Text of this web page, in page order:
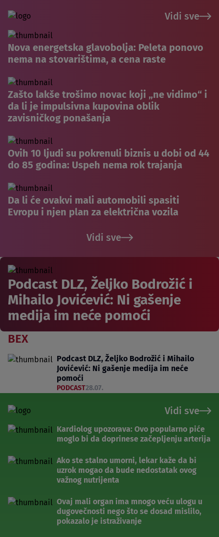
Vidi sve
Nova energetska glavobolja: Peleta ponovo
nema na stovarištima, a cena raste
Zašto lakše trošimo novac koji „ne vidimo“ i
da li je impulsivna kupovina oblik
zavisničkog ponašanja
Ovih 10 ljudi su pokrenuli biznis u dobi od 44
do 85 godina: Uspeh nema rok trajanja
Da li će ovakvi mali automobili spasiti
Evropu i njen plan za električna vozila
Vidi sve
Podcast DLZ, Željko Bodrožić i
Mihailo Jovićević: Ni gašenje
medija im neće pomoći
BEX
Podcast DLZ, Željko Bodrožić i Mihailo
Jovićević: Ni gašenje medija im neće
pomoći
PODCAST28.07.
Vidi sve
Kardiolog upozorava: Ovo popularno piće
moglo bi da doprinese začepljenju arterija
Ako ste stalno umorni, lekar kaže da bi
uzrok mogao da bude nedostatak ovog
važnog nutrijenta
Ovaj mali organ ima mnogo veću ulogu u
dugovečnosti nego što se dosad mislilo,
pokazalo je istraživanje